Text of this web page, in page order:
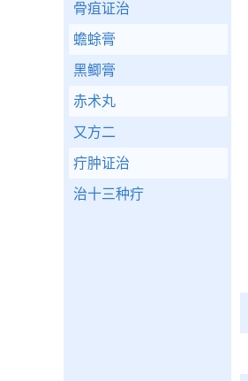
骨疽证治
蟾蜍膏
黑鲫膏
赤术丸
又方二
疔肿证治
治十三种疔